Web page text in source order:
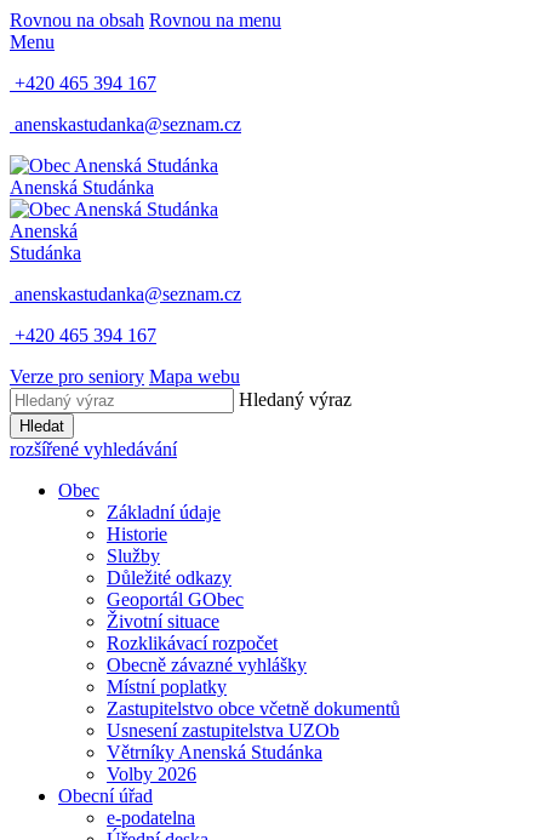
Rovnou na obsah Rovnou na menu
Menu
+420 465 394 167
anenskastudanka@seznam.cz
Anenská Studánka
Anenská
Studánka
anenskastudanka@seznam.cz
+420 465 394 167
Verze pro seniory Mapa webu
Hledaný výraz
Hledat
rozšířené vyhledávání
Obec
Základní údaje
Historie
Služby
Důležité odkazy
Geoportál GObec
Životní situace
Rozklikávací rozpočet
Obecně závazné vyhlášky
Místní poplatky
Zastupitelstvo obce včetně dokumentů
Usnesení zastupitelstva UZOb
Větrníky Anenská Studánka
Volby 2026
Obecní úřad
e-podatelna